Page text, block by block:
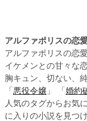
アルファポリスの恋
アルファポリスの恋
イケメンとの甘々な
胸キュン、切ない、
「 悪役令嬢 」 「 婚約
人気のタグからお気
に入りの小説を見つ